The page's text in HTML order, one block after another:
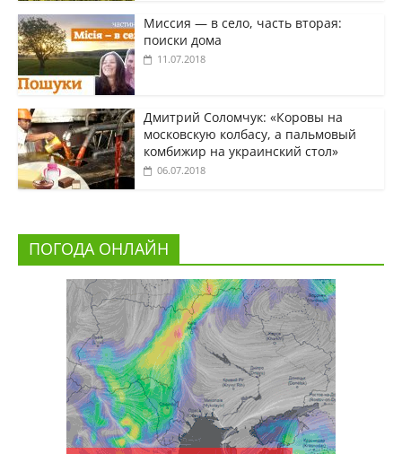
Миссия — в село, часть вторая:
поиски дома
11.07.2018
Дмитрий Соломчук: «Коровы на
московскую колбасу, а пальмовый
комбижир на украинский стол»
06.07.2018
ПОГОДА ОНЛАЙН